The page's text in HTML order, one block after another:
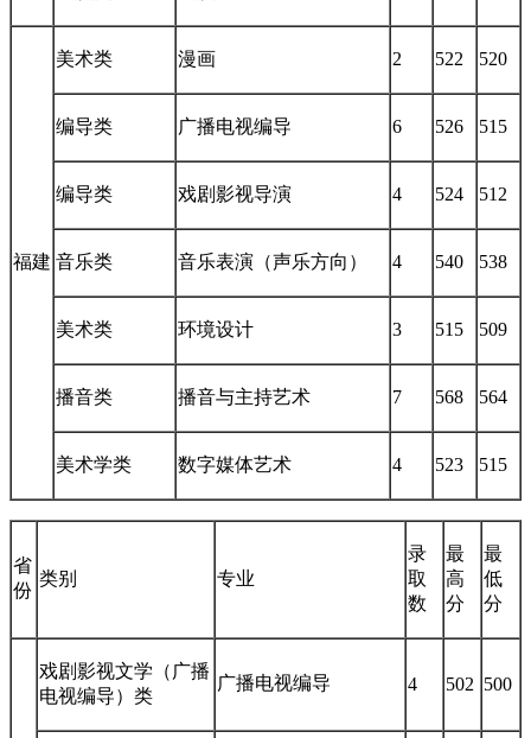
福建
美术类 漫画 2 522 520
编导类 广播电视编导 6 526 515
编导类 戏剧影视导演 4 524 512
音乐类 音乐表演（声乐方向） 4 540 538
美术类 环境设计 3 515 509
播音类 播音与主持艺术 7 568 564
美术学类 数字媒体艺术 4 523 515
省
份
类别 专业
录
取
数
最
高
分
最
低
分
戏剧影视文学（广播
电视编导）类
广播电视编导 4 502 500